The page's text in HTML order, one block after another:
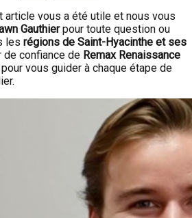
article vous a été utile et nous vous
Gauthierpour toute question ou
les régions de Saint-Hyacinthe et ses
de confiance de Remax Renaissance
vous guider à chaque étape de